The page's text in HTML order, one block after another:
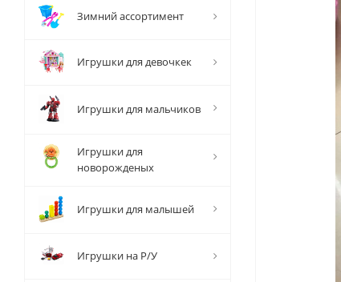
Зимний ассортимент
Игрушки для девочкек
Игрушки для мальчиков
Игрушки для
новорожденых
Игрушки для малышей
Игрушки на Р/У